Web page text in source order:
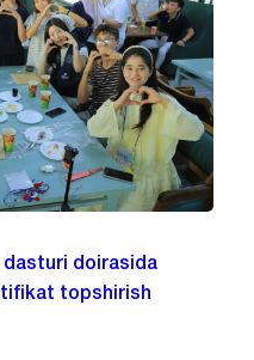
dasturi doirasida
topshirish